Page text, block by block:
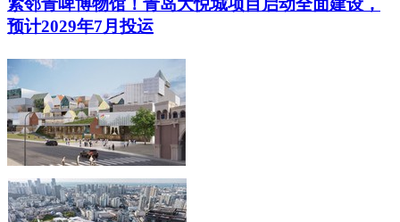
紧邻青啤博物馆！青岛大悦城项目启动全面建设，
预计2029年7月投运